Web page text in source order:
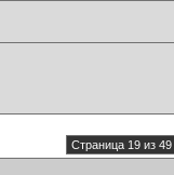
Страница 19 из 49